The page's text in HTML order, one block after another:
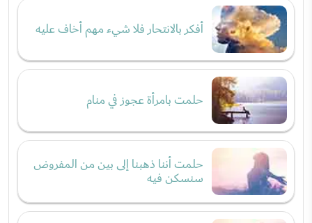
أفكر بالانتحار فلا شيء مهم أخاف عليه
حلمت بامرأة عجوز في منام
حلمت أننا ذهبنا إلى بين من المفروض
سنسكن فيه